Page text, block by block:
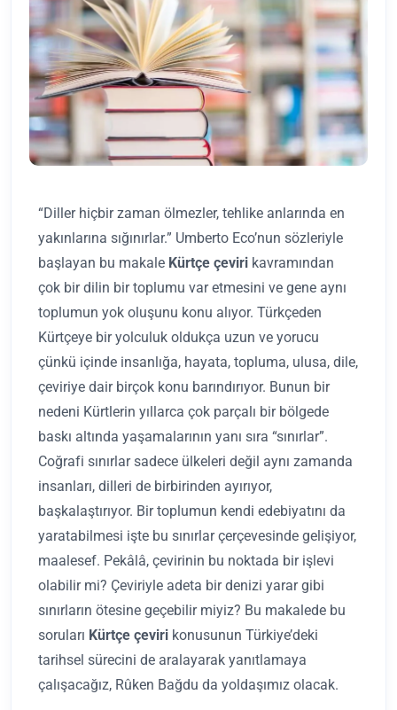
“Diller hiçbir zaman ölmezler, tehlike anlarında en
yakınlarına sığınırlar.” Umberto Eco’nun sözleriyle
başlayan bu makale Kürtçe çeviri kavramından
çok bir dilin bir toplumu var etmesini ve gene aynı
toplumun yok oluşunu konu alıyor. Türkçeden
Kürtçeye bir yolculuk oldukça uzun ve yorucu
çünkü içinde insanlığa, hayata, topluma, ulusa, dile,
çeviriye dair birçok konu barındırıyor. Bunun bir
nedeni Kürtlerin yıllarca çok parçalı bir bölgede
baskı altında yaşamalarının yanı sıra “sınırlar”.
Coğrafi sınırlar sadece ülkeleri değil aynı zamanda
insanları, dilleri de birbirinden ayırıyor,
başkalaştırıyor. Bir toplumun kendi edebiyatını da
yaratabilmesi işte bu sınırlar çerçevesinde gelişiyor,
maalesef. Pekâlâ, çevirinin bu noktada bir işlevi
olabilir mi? Çeviriyle adeta bir denizi yarar gibi
sınırların ötesine geçebilir miyiz? Bu makalede bu
soruları Kürtçe çeviri konusunun Türkiye’deki
tarihsel sürecini de aralayarak yanıtlamaya
çalışacağız, Rûken Bağdu da yoldaşımız olacak.